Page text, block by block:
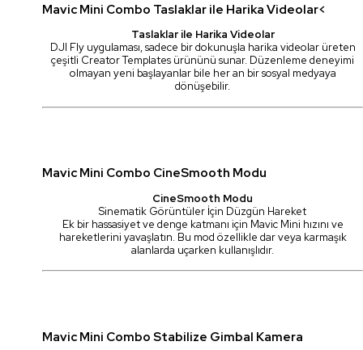
Mavic Mini Combo Taslaklar ile Harika Videolar<
Taslaklar ile Harika Videolar
DJI Fly uygulaması, sadece bir dokunuşla harika videolar üreten
çeşitli Creator Templates ürününü sunar. Düzenleme deneyimi
olmayan yeni başlayanlar bile her an bir sosyal medyaya
dönüşebilir.
Mavic Mini Combo CineSmooth Modu
CineSmooth Modu
Sinematik Görüntüler İçin Düzgün Hareket
Ek bir hassasiyet ve denge katmanı için Mavic Mini hızını ve
hareketlerini yavaşlatın. Bu mod özellikle dar veya karmaşık
alanlarda uçarken kullanışlıdır.
Mavic Mini Combo Stabilize Gimbal Kamera